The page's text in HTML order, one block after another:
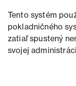
Tento systém
pokladničného
zatiaľ spustený
svojej